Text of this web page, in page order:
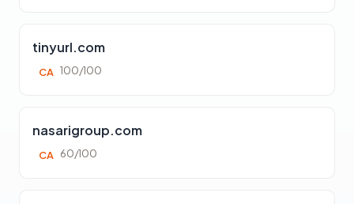
tinyurl.com
CA 100/100
nasarigroup.com
CA 60/100